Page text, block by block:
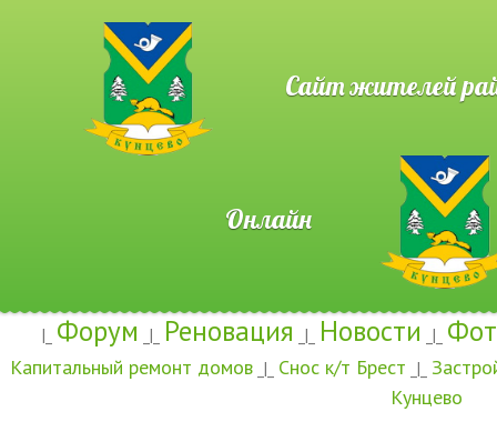
Сайт жителей
Онлайн
|_ Форум _|_ Реновация _|_ Новости _|_
Капитальный ремонт домов _|_ Снос к/т Брест _|_
Кунцево